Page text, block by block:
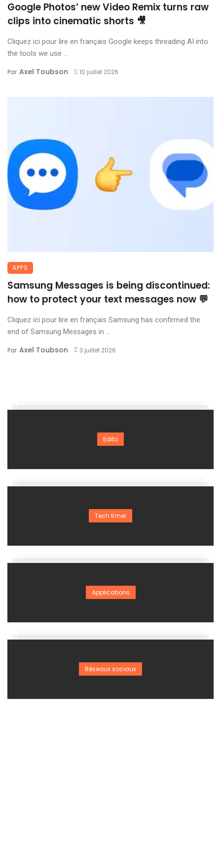
Google Photos’ new Video Remix turns raw
clips into cinematic shorts 🎥
Cliquez ici pour lire en français Google keeps threading AI into
the tools we use ...
Par Axel Toubson 10 juillet 2026
APPS
Samsung Messages is being discontinued:
how to protect your text messages now 💬
Cliquez ici pour lire en français Samsung has confirmed the
end of Samsung Messages in ...
Par Axel Toubson 3 juillet 2026
Edito
Tech Kmer
Applications
Réseaux sociaux